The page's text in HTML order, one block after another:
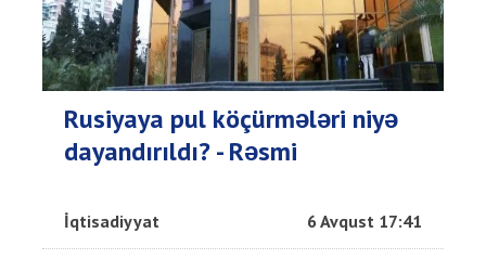
Rusiyaya pul köçürmələri niyə
dayandırıldı? - Rəsmi
İqtisadiyyat 6 Avqust 17:41